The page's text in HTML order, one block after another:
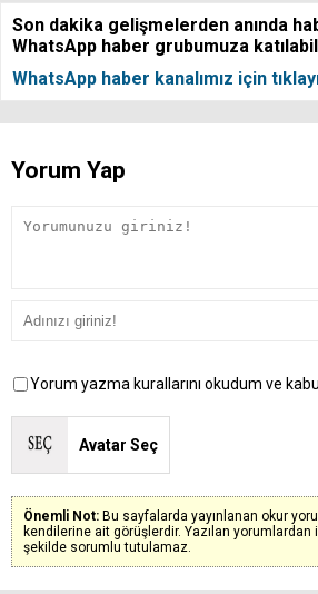
Son dakika gelişmelerden anında
WhatsApp haber grubumuza
WhatsApp haber kanalımız için
Yorum Yap
Yorum yazma kurallarını okudum ve
Avatar Seç
Önemli Not: Bu sayfalarda yayınlanan okur
kendilerine ait görüşlerdir. Yazılan yorumlardan
şekilde sorumlu tutulamaz.